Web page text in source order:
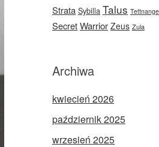
Strata Sybilla Talus
SecretWarrior Zeus Zula
Archiwa
kwiecień 2026
październik 2025
wrzesień 2025